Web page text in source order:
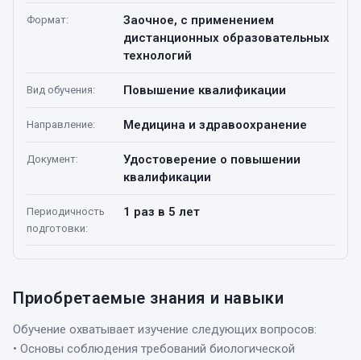
Формат:
Заочное, с применением
дистанционных образовательных
технологий
Вид обучения: Повышение квалификации
Направление: Медицина и здравоохранение
Документ:
Удостоверение о повышении
квалификации
Периодичность
подготовки:
1 раз в 5 лет
Приобретаемые знания и навыки
Обучение охватывает изучение следующих вопросов:
• Основы соблюдения требований биологической